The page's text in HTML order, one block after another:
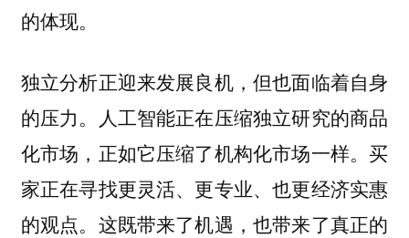
的体现。
独立分析正迎来发展良机，但也面临着自身
的压力。人工智能正在压缩独立研究的商品
化市场，正如它压缩了机构化市场一样。买
家正在寻找更灵活、更专业、也更经济实惠
的观点。这既带来了机遇，也带来了真正的